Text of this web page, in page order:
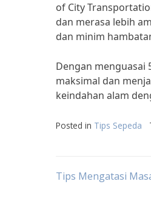
of City
dan merasa lebih
dan minim
Dengan menguasai
maksimal dan
keindahan alam
Posted in Tips Sepeda
Post
Tips Mengatasi